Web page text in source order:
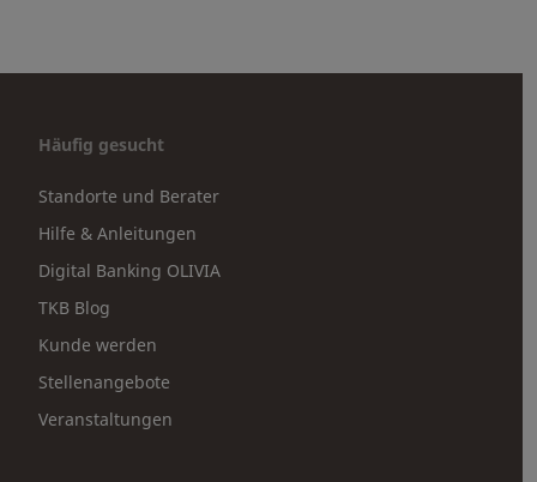
Häufig gesucht
Standorte und Berater
Hilfe & Anleitungen
Digital Banking OLIVIA
TKB Blog
Kunde werden
Stellenangebote
Veranstaltungen